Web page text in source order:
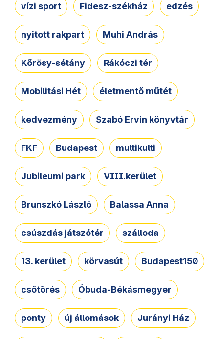
vízi sport Fidesz-székház edzés
nyitott rakpart Muhi András
Kőrösy-sétány Rákóczi tér
Mobilitási Hét életmentő műtét
kedvezmény Szabó Ervin könyvtár
FKF Budapest multikulti
Jubileumi park VIII.kerület
Brunszkó László Balassa Anna
csúszdás játszótér szálloda
13. kerület körvasút Budapest150
csőtörés Óbuda-Békásmegyer
ponty új állomások Jurányi Ház